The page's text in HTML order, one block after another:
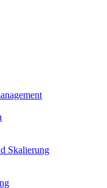
Skalierung